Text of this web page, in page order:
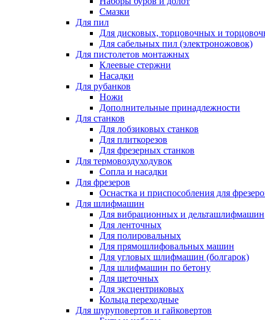
Смазки
Для пил
Для дисковых, торцовочных и
Для сабельных пил (электроножовок)
Для пистолетов монтажных
Клеевые стержни
Насадки
Для рубанков
Ножи
Дополнительные принадлежности
Для станков
Для лобзиковых станков
Для плиткорезов
Для фрезерных станков
Для термовоздуходувок
Сопла и насадки
Для фрезеров
Оснастка и приспособления для
Для шлифмашин
Для вибрационных и дельташлифмашин
Для ленточных
Для полировальных
Для прямошлифовальных машин
Для угловых шлифмашин (болгарок)
Для шлифмашин по бетону
Для щеточных
Для эксцентриковых
Кольца переходные
Для шуруповертов и гайковертов